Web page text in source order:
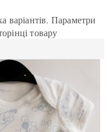
варіантів. Параметри
товару